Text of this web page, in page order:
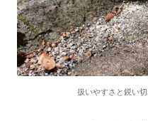
扱いやすさと鋭い